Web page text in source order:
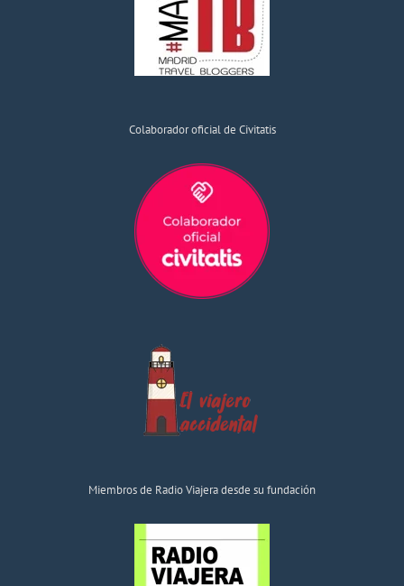
Colaborador oficial de Civitatis
Miembros de Radio Viajera desde su fundación